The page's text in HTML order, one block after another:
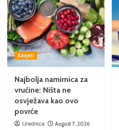
Savjeti
Najbolja namirnica za
vrućine: Ništa ne
osvježava kao ovo
povrće
Urednica August 7, 2026